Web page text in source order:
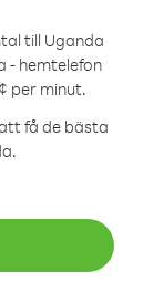
till Uganda
- hemtelefon
per minut.
få de bästa